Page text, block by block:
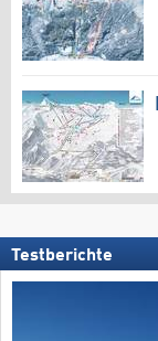
Testberichte